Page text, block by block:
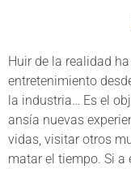
Huir de la realidad
entretenimiento
la industria… Es el
ansía nuevas
vidas, visitar otros
matar el tiempo. Si a